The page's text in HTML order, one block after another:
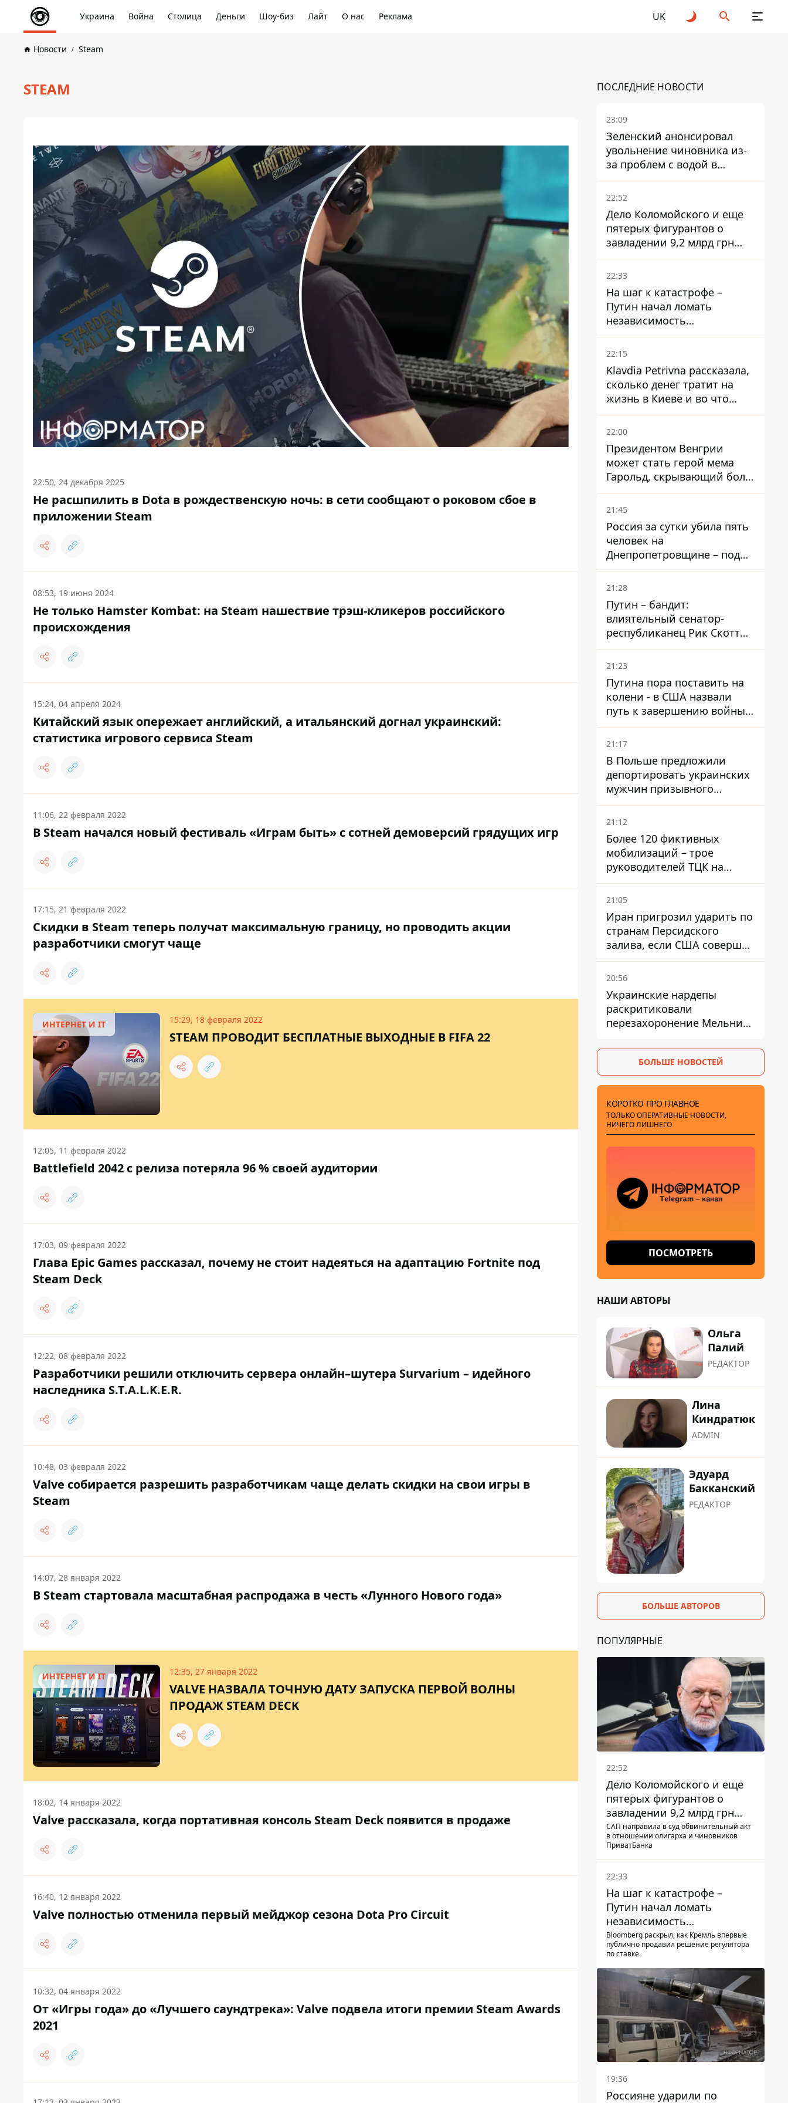
Украина Война Столица Деньги Шоу-биз Лайт О нас Реклама UK
Новости Steam
STEAM
22:50, 24 декабря 2025
Не расшпилить в Dota в рождественскую ночь: в сети сообщают о роковом сбое в
приложении Steam
08:53, 19 июня 2024
Не только Hamster Kombat: на Steam нашествие трэш-кликеров российского
происхождения
15:24, 04 апреля 2024
Китайский язык опережает английский, а итальянский догнал украинский:
статистика игрового сервиса Steam
11:06, 22 февраля 2022
В Steam начался новый фестиваль «Играм быть» с сотней демоверсий грядущих игр
17:15, 21 февраля 2022
Скидки в Steam теперь получат максимальную границу, но проводить акции
разработчики смогут чаще
ИНТЕРНЕТ И IT 15:29, 18 февраля 2022
STEAM ПРОВОДИТ БЕСПЛАТНЫЕ ВЫХОДНЫЕ В FIFA 22
12:05, 11 февраля 2022
Battlefield 2042 с релиза потеряла 96 % своей аудитории
17:03, 09 февраля 2022
Глава Epic Games рассказал, почему не стоит надеяться на адаптацию Fortnite под
Steam Deck
12:22, 08 февраля 2022
Разработчики решили отключить сервера онлайн–шутера Survarium – идейного
наследника S.T.A.L.K.E.R.
10:48, 03 февраля 2022
Valve собирается разрешить разработчикам чаще делать скидки на свои игры в
Steam
14:07, 28 января 2022
В Steam стартовала масштабная распродажа в честь «Лунного Нового года»
ИНТЕРНЕТ И IT 12:35, 27 января 2022
VALVE НАЗВАЛА ТОЧНУЮ ДАТУ ЗАПУСКА ПЕРВОЙ ВОЛНЫ
ПРОДАЖ STEAM DECK
18:02, 14 января 2022
Valve рассказала, когда портативная консоль Steam Deck появится в продаже
16:40, 12 января 2022
Valve полностью отменила первый мейджор сезона Dota Pro Circuit
10:32, 04 января 2022
От «Игры года» до «Лучшего саундтрека»: Valve подвела итоги премии Steam Awards
2021
ПОСЛЕДНИЕ НОВОСТИ
23:09
Зеленский анонсировал
увольнение чиновника из-
за проблем с водой в
Марганце
22:52
Дело Коломойского и еще
пятерых фигурантов о
завладении 9,2 млрд грн
ПриватБанка направили в
суд
22:33
На шаг к катастрофе –
Путин начал ломать
независимость
собственного Центробанка,
заставив снизить базовую
ставку
22:15
Klavdia Petrivna рассказала,
сколько денег тратит на
жизнь в Киеве и во что
вкладывает миллионы
22:00
Президентом Венгрии
может стать герой мема
Гарольд, скрывающий боль
– он возглавил народное
голосование
21:45
Россия за сутки убила пять
человек на
Днепропетровщине – под
ударами оказались пять
районов области
21:28
Путин – бандит:
влиятельный сенатор-
республиканец Рик Скотт
призвал Конгресс привлечь
РФ к ответственности за
21:23
Путина пора поставить на
колени - в США назвали
путь к завершению войны -
National Security Journal
21:17
В Польше предложили
депортировать украинских
мужчин призывного
возраста - кого это может
затронуть
21:12
Более 120 фиктивных
мобилизаций – трое
руководителей ТЦК на
Волыни и Буковине
получили подозрения за
21:05
Иран пригрозил ударить по
странам Персидского
залива, если США совершат
хотя бы одну атаку - Reuters
20:56
Украинские нардепы
раскритиковали
перезахоронение Мельника
дипломатической изоляции
БОЛЬШЕ НОВОСТЕЙ
КОРОТКО ПРО ГЛАВНОЕ
ТОЛЬКО ОПЕРАТИВНЫЕ НОВОСТИ,
НИЧЕГО ЛИШНЕГО
ПОСМОТРЕТЬ
НАШИ АВТОРЫ
Ольга
Палий
РЕДАКТОР
Лина
Киндратюк
ADMIN
Эдуард
Бакканский
РЕДАКТОР
БОЛЬШЕ АВТОРОВ
ПОПУЛЯРНЫЕ
22:52
Дело Коломойского и еще
пятерых фигурантов о
завладении 9,2 млрд грн
ПриватБанка направили в
суд
САП направила в суд обвинительный акт
в отношении олигарха и чиновников
ПриватБанка
22:33
На шаг к катастрофе –
Путин начал ломать
независимость
собственного Центробанка,
заставив снизить базовую
Bloomberg раскрыл, как Кремль впервые
публично продавил решение регулятора
по ставке.
19:36
Россияне ударили по